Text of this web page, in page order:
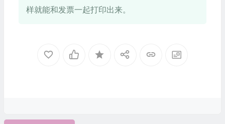
样就能和发票一起打印出来。